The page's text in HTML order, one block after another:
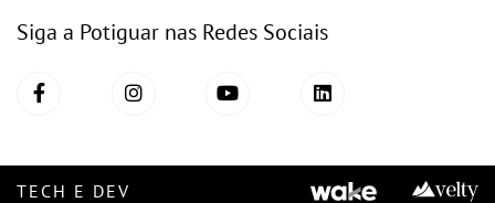
Siga a Potiguar nas Redes Sociais
TECH E DEV